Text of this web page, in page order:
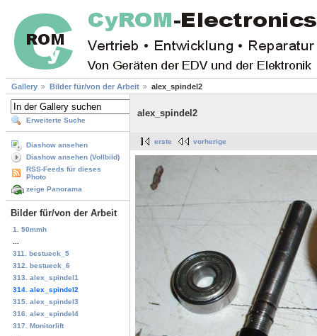
Gallery Bilder für/von der Arbeit alex_spindel2
Erweiterte Suche
Diashow ansehen
Diashow ansehen (Vollbild)
RSS-Feeds für dieses
Photo
zeige Panorama
Bilder für/von der Arbeit
1. 50mmh
311. bestueck_5
312. bestueck_6
313. alex_spindel1
314. alex_spindel2
315. alex_spindel3
316. alex_spindel4
317. Monitorlift
alex_spindel2
erste vorherige